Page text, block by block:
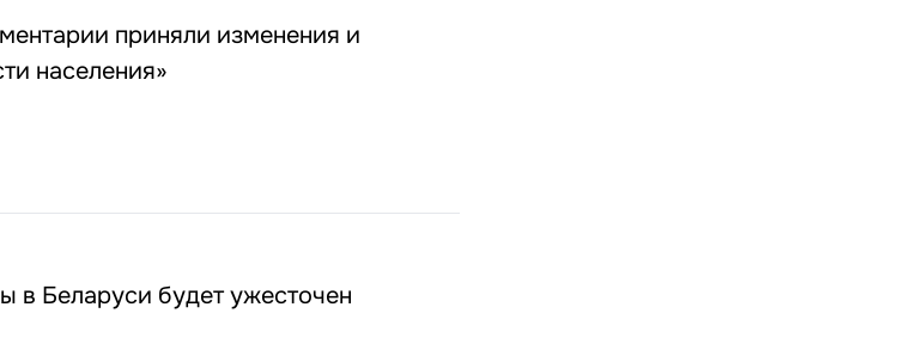
приняли изменения и
населения»
в Беларуси будет ужесточен